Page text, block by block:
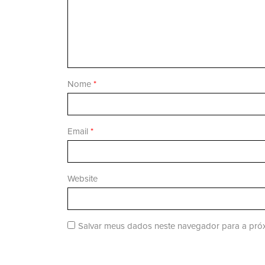
Nome *
Email *
Website
Salvar meus dados neste navegador para a